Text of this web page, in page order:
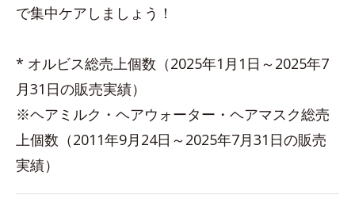
で集中ケアしましょう！
* オルビス総売上個数（2025年1月1日～2025年7
月31日の販売実績）
※ヘアミルク・ヘアウォーター・ヘアマスク総売
上個数（2011年9月24日～2025年7月31日の販売
実績）